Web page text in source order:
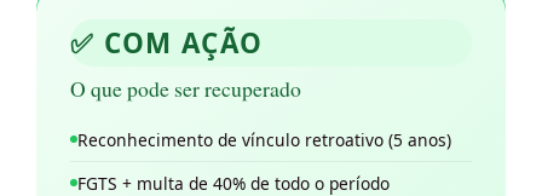
✅ COM AÇÃO
O que pode ser recuperado
Reconhecimento de vínculo retroativo (5 anos)
FGTS + multa de 40% de todo o período